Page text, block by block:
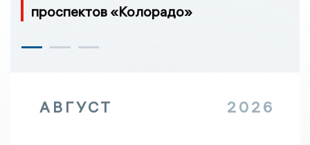
проспектов «Колорадо»
АВГУСТ 2026